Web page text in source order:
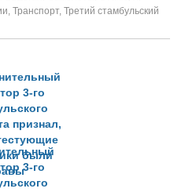
, Транспорт, Третий стамбульский
3-го